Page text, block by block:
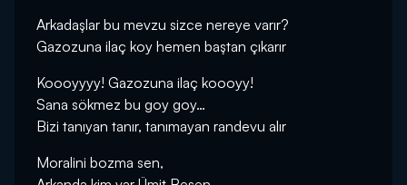
Arkadaşlar bu mevzu sizce nereye varır?
Gazozuna ilaç koy hemen baştan çıkarır
Koooyyyy! Gazozuna ilaç koooyy!
Sana sökmez bu goy goy…
Bizi tanıyan tanır, tanımayan randevu alır
Moralini bozma sen,